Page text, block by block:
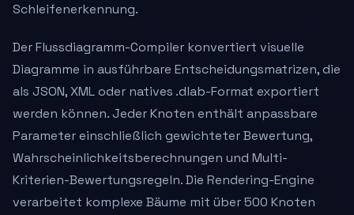
Schleifenerkennung.
Der Flussdiagramm-Compiler konvertiert visuelle
Diagramme in ausführbare Entscheidungsmatrizen, die
als JSON, XML oder natives .dlab-Format exportiert
werden können. Jeder Knoten enthält anpassbare
Parameter einschließlich gewichteter Bewertung,
Wahrscheinlichkeitsberechnungen und Multi-
Kriterien-Bewertungsregeln. Die Rendering-Engine
verarbeitet komplexe Bäume mit über 500 Knoten